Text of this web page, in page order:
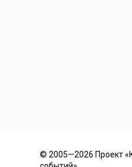
© 2005—2026 Проект